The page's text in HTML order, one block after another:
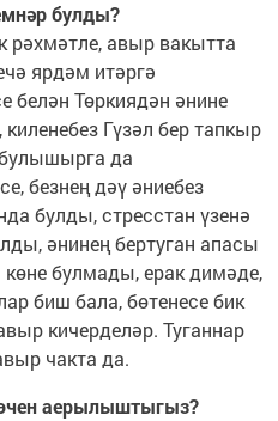
булды?
рәхмәтле, авыр вакытта
ярдәм итәргә
Төркиядән әнине
Гүзәл бер тапкыр
да
безнең дәү әниебез
булды, стресстан үзенә
әнинең бертуган апасы
булмады, ерак димәде,
биш бала, бөтенесе бик
кичерделәр. Туганнар
чакта да.
өчен аерылыштыгыз?